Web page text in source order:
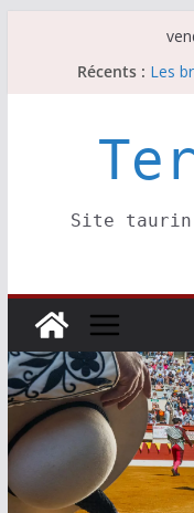
Récents : Les
Les
Site